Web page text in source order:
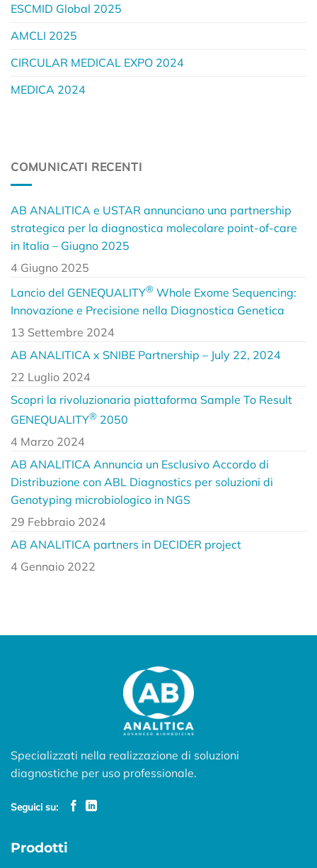
ESCMID Global 2025
AMCLI 2025
CIRCULAR MEDICAL EXPO 2024
MEDICA 2024
COMUNICATI RECENTI
AB ANALITICA e USTAR annunciano una partnership
strategica per la diagnostica molecolare point-of-care
in Italia – Giugno 2025
4 Giugno 2025
Lancio del GENEQUALITY® Whole Exome Sequencing:
Innovazione e Precisione nella Diagnostica Genetica
13 Settembre 2024
AB ANALITICA x SNIBE Partnership – July 22, 2024
22 Luglio 2024
Scopri la rivoluzionaria piattaforma Sample To Result
GENEQUALITY® 2050
4 Marzo 2024
AB ANALITICA Annuncia un Esclusivo Accordo di
Distribuzione con ABL Diagnostics per soluzioni di
Genotyping microbiologico in NGS
29 Febbraio 2024
AB ANALITICA partners in DECIDER project
4 Gennaio 2022
Specializzati nella realizzazione di soluzioni
diagnostiche per uso professionale.
Seguici su:
Prodotti